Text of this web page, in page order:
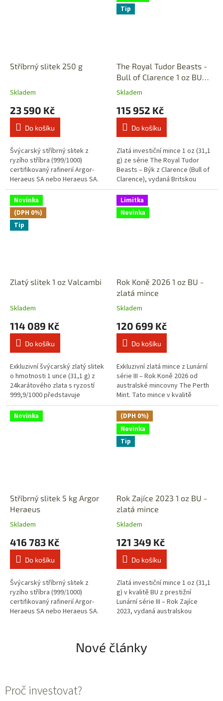
Stříbrný slitek 250 g
Skladem
23 590 Kč
Do košíku
Švýcarský stříbrný slitek z
ryzího stříbra (999/1000)
certifikovaný rafinerií Argor-
Heraeus SA nebo Heraeus SA.
Splňuje mezinárodní standard
London Good Delivery (LBMA) a
je...
Tip
The Royal Tudor Beasts -
Bull of Clarence 1 oz BU
2023 - zlatá mince
Skladem
115 952 Kč
Do košíku
Zlatá investiční mince 1 oz (31,1
g) ze série The Royal Tudor
Beasts – Býk z Clarence (Bull of
Clarence), vydaná Britskou
královskou mincovnou (The
Royal Mint). Jedná se o třetí...
Novinka
(DPH 0%)
Tip
Zlatý slitek 1 oz Valcambi
Skladem
114 089 Kč
Do košíku
Exkluzivní švýcarský zlatý slitek
o hmotnosti 1 unce (31,1 g) z
24karátového zlata s ryzostí
999,9/1000 představuje
dokonalou kombinaci švýcarské
preciznosti, jistoty a trvalé...
Limitka
Novinka
Rok Koně 2026 1 oz BU -
zlatá mince
Skladem
120 699 Kč
Do košíku
Exkluzivní zlatá mince z Lunární
série III – Rok Koně 2026 od
australské mincovny The Perth
Mint. Tato mince v kvalitě
Brilliant Uncirculated (BU) je
sedmou emisí oblíbené...
Novinka
Stříbrný slitek 5 kg Argor
Heraeus
Skladem
416 783 Kč
Do košíku
Švýcarský stříbrný slitek z
ryzího stříbra (999/1000)
certifikovaný rafinerií Argor-
Heraeus SA nebo Heraeus SA.
(DPH 0%)
Novinka
Tip
Rok Zajíce 2023 1 oz BU -
zlatá mince
Skladem
121 349 Kč
Do košíku
Zlatá investiční mince 1 oz (31,1
g) v kvalitě BU z prestižní
Lunární série III – Rok Zajíce
2023, vydaná australskou
Nové články
Proč investovat?